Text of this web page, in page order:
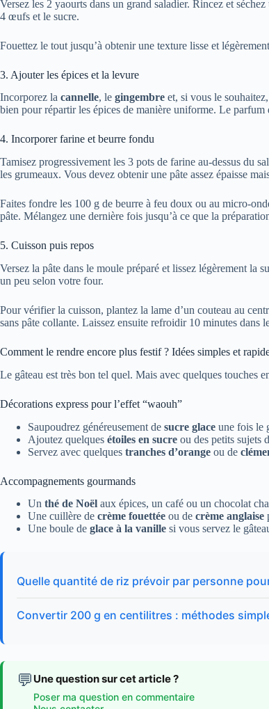
Versez les 2 yaourts dans un grand saladier. Rincez et
4 œufs et le sucre.
Fouettez le tout jusqu’à obtenir une texture lisse et
3. Ajouter les épices et la levure
Incorporez la cannelle, le gingembre et, si vous le
bien pour répartir les épices de manière uniforme. Le
4. Incorporer farine et beurre fondu
Tamisez progressivement les 3 pots de farine au-dessus du
les grumeaux. Vous devez obtenir une pâte assez épaisse
Faites fondre les 100 g de beurre à feu doux ou au micro-
pâte. Mélangez une dernière fois jusqu’à ce que la
5. Cuisson puis repos
Versez la pâte dans le moule préparé et lissez légèrement la
un peu selon votre four.
Pour vérifier la cuisson, plantez la lame d’un couteau au
sans pâte collante. Laissez ensuite refroidir 10 minutes dans
Comment le rendre encore plus festif ? Idées simples et
Le gâteau est très bon tel quel. Mais avec quelques touches
Décorations express pour l’effet “waouh”
Saupoudrez généreusement de sucre glace une fois le
Ajoutez quelques étoiles en sucre ou des petits sujets
Servez avec quelques tranches d’orange ou de
Accompagnements gourmands
Un thé de Noël aux épices, un café ou un chocolat
Une cuillère de crème fouettée ou de crème anglaise
Une boule de glace à la vanille si vous servez le
Quelle quantité de riz prévoir par personne
Convertir 200 g en centilitres : méthodes
💬 Une question sur cet article ?
Poser ma question en commentaire